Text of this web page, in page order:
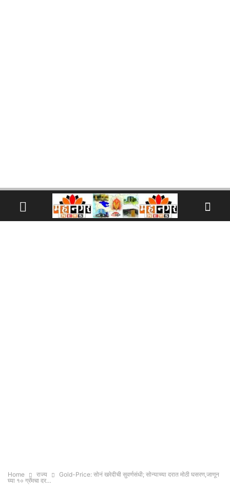
Home राज्य
Gold-Price: सोनं खरेदीची सुवर्णसंधी; सोन्याच्या दरात मोठी घसरण,जाणून
घ्या १० ग्रॅमचा दर…